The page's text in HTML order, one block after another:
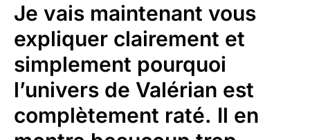
Je vais maintenant vous
expliquer clairement et
simplement pourquoi
l’univers de Valérian est
complètement raté. Il en